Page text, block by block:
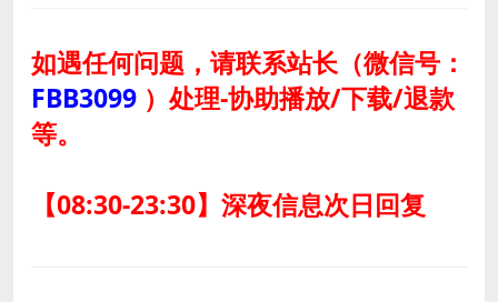
如遇任何问题，请联系站长（微信号：
FBB3099 ） 处理-协助播放/下载/退款
等。
【08:30-23:30】深夜信息次日回复